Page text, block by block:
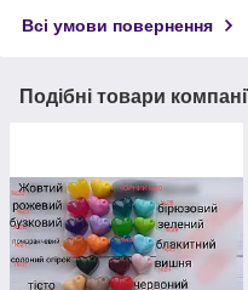
Всі умови повернення
Подібні товари